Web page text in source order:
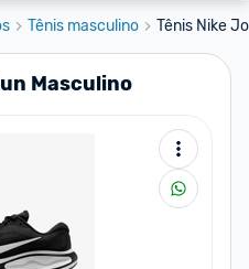
Tênis masculino Tênis Nike
Masculino